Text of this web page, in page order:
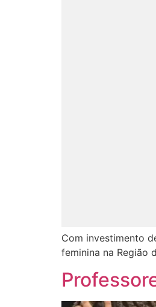
Com investimento
feminina na Região